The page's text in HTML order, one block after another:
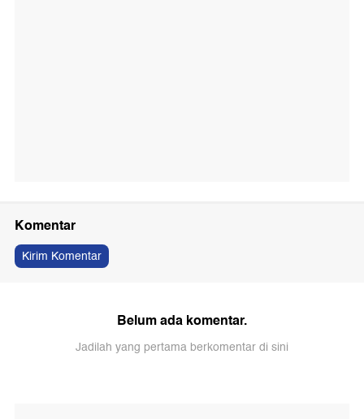
Komentar
Kirim Komentar
Belum ada komentar.
Jadilah yang pertama berkomentar di sini